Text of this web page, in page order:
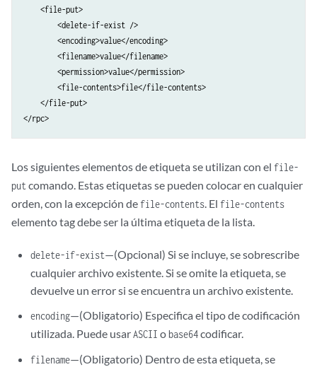
<file-put>
<delete-if-exist />
<encoding>value</encoding>
<filename>value</filename>
<permission>value</permission>
<file-contents>file</file-contents>
</file-put>
</rpc>
Los siguientes elementos de etiqueta se utilizan con el file-
putcomando. Estas etiquetas se pueden colocar en cualquier
orden, con la excepción de file-contents. El file-contents
elemento tag debe ser la última etiqueta de la lista.
delete-if-exist—(Opcional) Si se incluye, se sobrescribe
cualquier archivo existente. Si se omite la etiqueta, se
devuelve un error si se encuentra un archivo existente.
encoding—(Obligatorio) Especifica el tipo de codificación
utilizada. Puede usarASCII obase64codificar.
filename—(Obligatorio) Dentro de esta etiqueta, se